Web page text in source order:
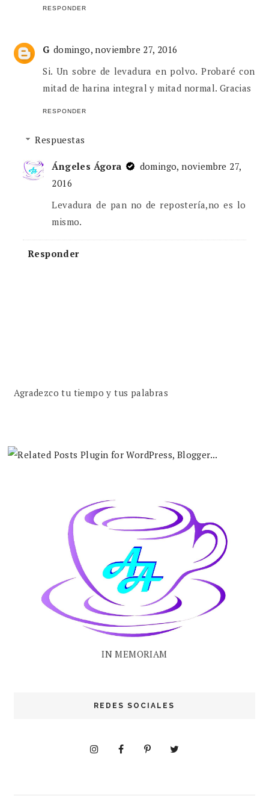
RESPONDER
G domingo, noviembre 27, 2016
Si. Un sobre de levadura en polvo. Probaré con
mitad de harina integral y mitad normal. Gracias
RESPONDER
Respuestas
Ángeles Ágora
domingo, noviembre 27,
2016
Levadura de pan no de repostería,no es lo
mismo.
Responder
Agradezco tu tiempo y tus palabras
IN MEMORIAM
REDES SOCIALES